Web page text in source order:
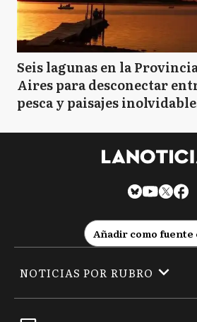
Seis lagunas en la
Aires para desconectar
pesca y paisajes
Añadir como fuente
NOTICIAS POR RUBRO